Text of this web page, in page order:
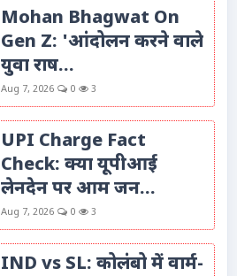
Mohan Bhagwat On
Gen Z: 'आंदोलन करने वाले
युवा राष...
Aug 7, 2026 0 3
UPI Charge Fact
Check: क्या यूपीआई
लेनदेन पर आम जन...
Aug 7, 2026 0 3
IND vs SL: कोलंबो में वार्म-